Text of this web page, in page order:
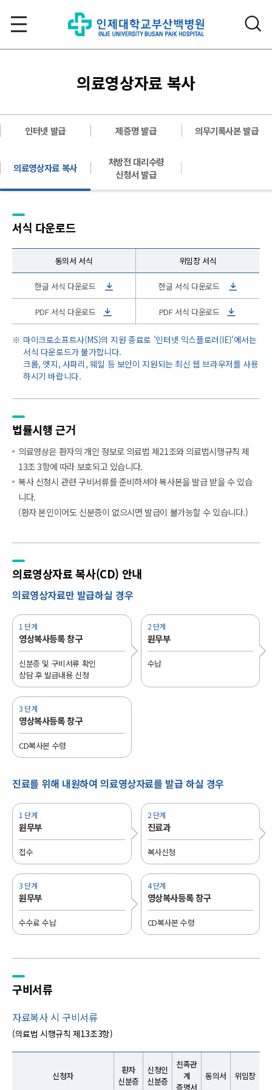
의료영상자료 복사
인터넷 발급 제증명 발급 의무기록사본 발급
의료영상자료 복사
처방전 대리수령
신청서 발급
서식 다운로드
동의서 서식 위임장 서식
한글 서식 다운로드 한글 서식 다운로드
PDF 서식 다운로드 PDF 서식 다운로드
마이크로소프트사(MS)의 지원 종료로 '인터넷 익스플로러(IE)'에서는
서식 다운로드가 불가합니다.
크롬, 엣지, 사파리, 웨일 등 보안이 지원되는 최신 웹 브라우저를 사용
하시기 바랍니다.
법률시행 근거
의료영상은 환자의 개인 정보로 의료법 제21조와 의료법시행규칙 제
13조 3항에 따라 보호되고 있습니다.
복사 신청시 관련 구비서류를 준비하셔야 복사본을 발급 받을 수 있습
니다.
(환자 본인이어도 신분증이 없으시면 발급이 불가능할 수 있습니다.)
의료영상자료복사(CD) 안내
의료영상자료만 발급하실 경우
1 단계
영상복사등록 창구
신분증 및 구비서류 확인
상담 후 발급내용 신청
2 단계
원무부
수납
3 단계
영상복사등록 창구
CD복사본 수령
진료를 위해 내원하여 의료영상자료를 발급 하실 경우
1 단계
원무부
접수
2 단계
진료과
복사신청
3 단계
원무부
수수료 수납
4 단계
영상복사등록 창구
CD복사본 수령
구비서류
자료복사 시 구비서류
(의료법 시행규칙 제13조3항)
신청자
환자
신분증
신청인
신분증
친족관
계
증명서
동의서 위임장